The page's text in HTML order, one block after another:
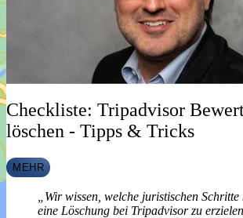
fragen Sie bitte Ihren Steuerberater.
Checkliste: Tripadvisor
löschen - Tipps & Tricks
MEHR
„Wir wissen, welche juristischen
eine Löschung bei Tripadvisor zu